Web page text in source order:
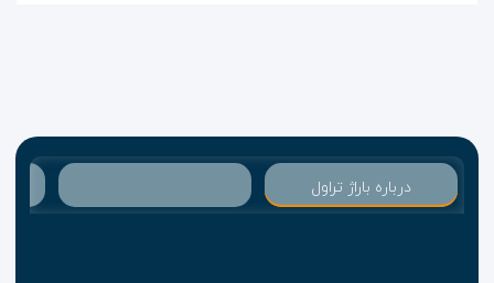
درباره باراژ تراول